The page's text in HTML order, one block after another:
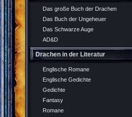
Das große Buch der Drachen
Das Buch der Ungeheuer
Das Schwarze Auge
AD&D
Drachen in der Literatur
Englische Romane
Englische Gedichte
Gedichte
Fantasy
Romane